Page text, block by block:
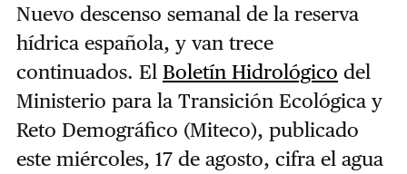
Nuevo descenso semanal de la reserva
hídrica española, y van trece
continuados. El Boletín Hidrológico del
Ministerio para la Transición Ecológica y
Reto Demográfico (Miteco), publicado
este miércoles, 17 de agosto, cifra el agua